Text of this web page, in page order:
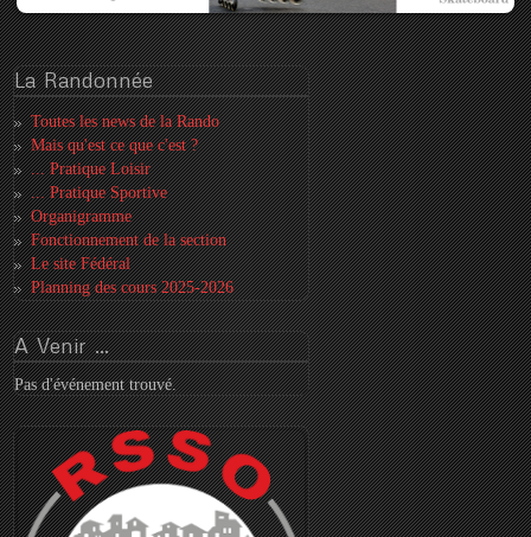
LaRandonnée
Toutes les news de la Rando
Mais qu'est ce que c'est ?
... Pratique Loisir
... Pratique Sportive
Organigramme
Fonctionnement de la section
Le site Fédéral
Planning des cours 2025-2026
AVenir ...
Pas d'événement trouvé.